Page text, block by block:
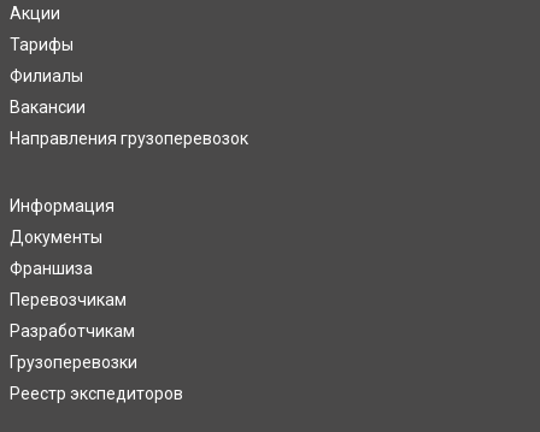
Акции
Тарифы
Филиалы
Вакансии
Направления грузоперевозок
Информация
Документы
Франшиза
Перевозчикам
Разработчикам
Грузоперевозки
Реестр экспедиторов